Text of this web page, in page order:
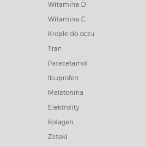
Witamina D
Witamina C
Krople do oczu
Tran
Paracetamol
Ibuprofen
Melatonina
Elektrolity
Kolagen
Zatoki